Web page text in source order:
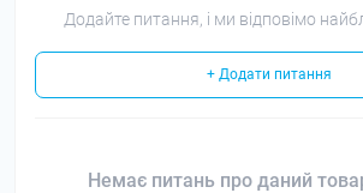
Додайте питання, і ми відповімо
+ Додати питання
Немає питань про даний